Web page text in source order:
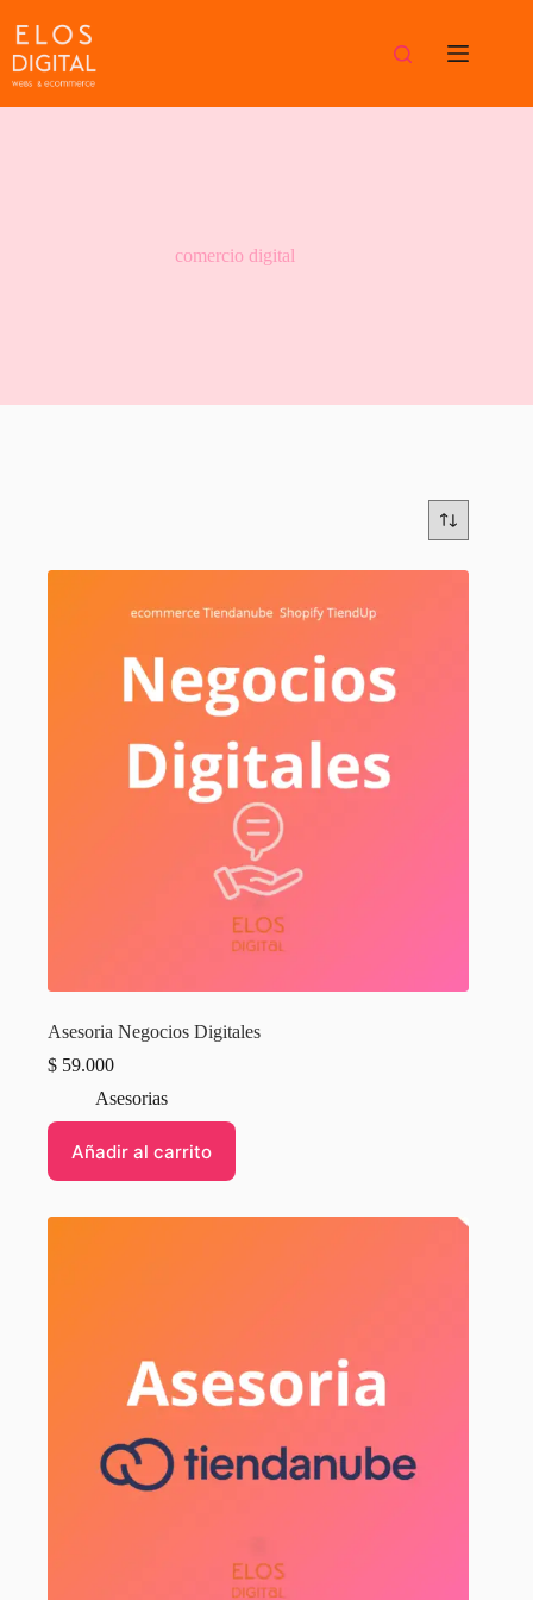
contenido
comercio digital
Asesoria Negocios Digitales
$ 59.000
Asesorias
Añadir al carrito